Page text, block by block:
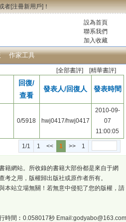
者[注冊新用戶]！
設為首頁
聯系我們
加入收藏
作家工具
[全部書評] [精華書評]
回復/
查看
發表人/回復人 發表時間
0/5918 hwj0417/hwj0417
2010-09-
07
11:00:05
1/1 1 << 1 >> 1
籍網站。所收錄的書籍大部份都是來自于網
之用，版權歸出版社或原作者所有。
本站立場無關！若無意中侵犯了您的版權，請
行時間︰0.058017秒 Email:godyabo@163.com